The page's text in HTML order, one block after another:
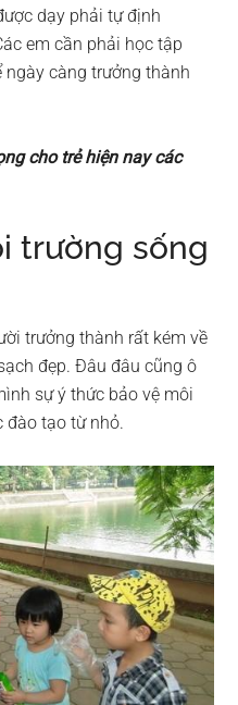
dạy phải tự định
em cần phải học tập
ngày càng trưởng thành
cho trẻ hiện nay các
trường sống
trưởng thành rất kém về
đẹp. Đâu đâu cũng ô
sự ý thức bảo vệ môi
đào tạo từ nhỏ.